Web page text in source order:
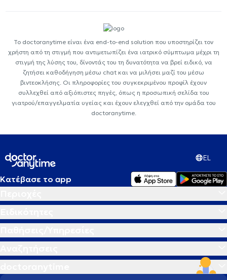
Το doctoranytime είναι ένα end-to-end solution που υποστηρίζει τον
χρήστη από τη στιγμή που αντιμετωπίζει ένα ιατρικό σύμπτωμα μέχρι τη
στιγμή της λύσης του, δίνοντάς του τη δυνατότητα να βρεί ειδικό, να
ζητήσει καθοδήγηση μέσω chat και να μιλήσει μαζί του μέσω
βιντεοκλήσης. Οι πληροφορίες του συγκεκριμένου προφίλ έχουν
συλλεχθεί από αξιόπιστες πηγές, όπως η προσωπική σελίδα του
γιατρού/επαγγελματία υγείας και έχουν ελεγχθεί από την ομάδα του
doctoranytime.
EL
Κατέβασε το app